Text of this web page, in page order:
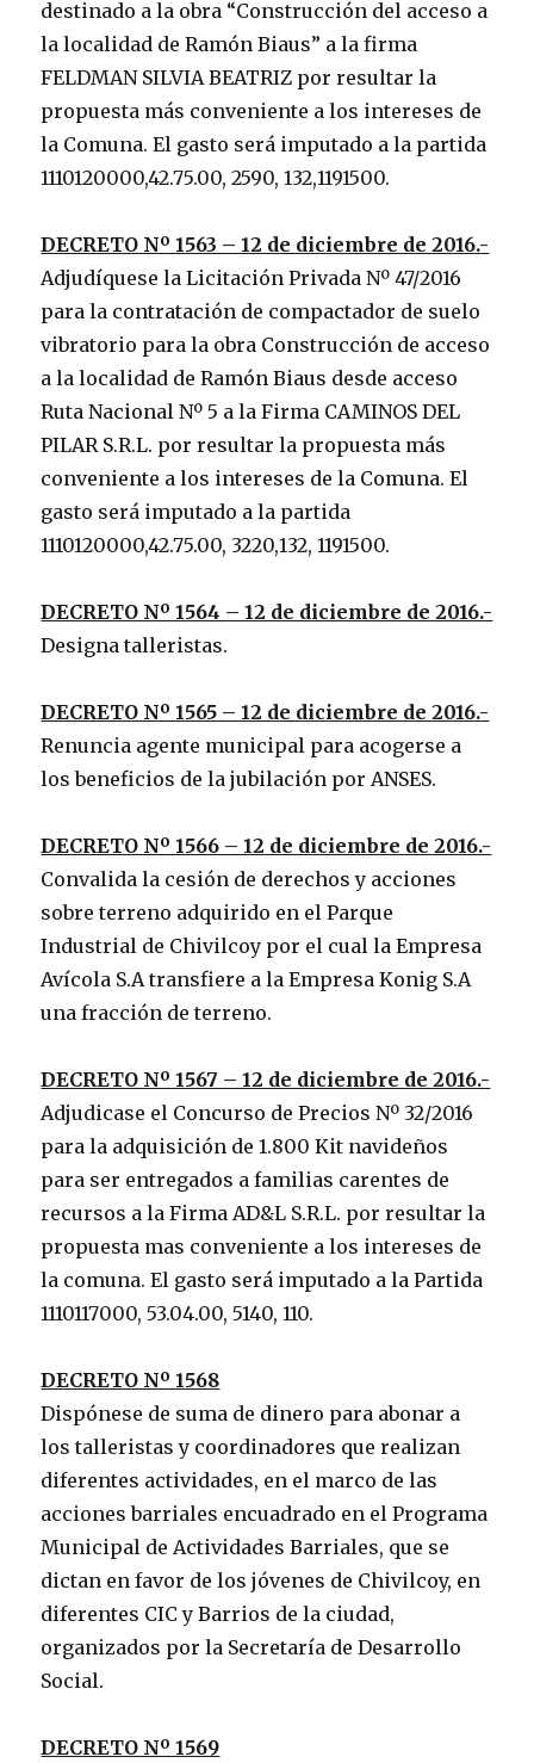
destinado a la obra “Construcción del acceso a
la localidad de Ramón Biaus” a la firma
FELDMAN SILVIA BEATRIZ por resultar la
propuesta más conveniente a los intereses de
la Comuna. El gasto será imputado a la partida
1110120000,42.75.00, 2590, 132,1191500.
DECRETO Nº 1563 – 12 de diciembre de 2016.-
Adjudíquese la Licitación Privada Nº 47/2016
para la contratación de compactador de suelo
vibratorio para la obra Construcción de acceso
a la localidad de Ramón Biaus desde acceso
Ruta Nacional Nº 5 a la Firma CAMINOS DEL
PILAR S.R.L. por resultar la propuesta más
conveniente a los intereses de la Comuna. El
gasto será imputado a la partida
1110120000,42.75.00, 3220,132, 1191500.
DECRETO Nº 1564 – 12 de diciembre de 2016.-
Designa talleristas.
DECRETO Nº 1565 – 12 de diciembre de 2016.-
Renuncia agente municipal para acogerse a
los beneficios de la jubilación por ANSES.
DECRETO Nº 1566 – 12 de diciembre de 2016.-
Convalida la cesión de derechos y acciones
sobre terreno adquirido en el Parque
Industrial de Chivilcoy por el cual la Empresa
Avícola S.A transfiere a la Empresa Konig S.A
una fracción de terreno.
DECRETO Nº 1567 – 12 de diciembre de 2016.-
Adjudicase el Concurso de Precios Nº 32/2016
para la adquisición de 1.800 Kit navideños
para ser entregados a familias carentes de
recursos a la Firma AD&L S.R.L. por resultar la
propuesta mas conveniente a los intereses de
la comuna. El gasto será imputado a la Partida
1110117000, 53.04.00, 5140, 110.
DECRETO Nº 1568
Dispónese de suma de dinero para abonar a
los talleristas y coordinadores que realizan
diferentes actividades, en el marco de las
acciones barriales encuadrado en el Programa
Municipal de Actividades Barriales, que se
dictan en favor de los jóvenes de Chivilcoy, en
diferentes CIC y Barrios de la ciudad,
organizados por la Secretaría de Desarrollo
Social.
DECRETO Nº 1569